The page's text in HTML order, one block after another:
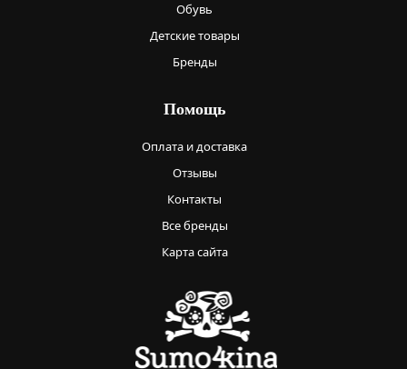
Обувь
Детские товары
Бренды
Помощь
Оплата и доставка
Отзывы
Контакты
Все бренды
Карта сайта